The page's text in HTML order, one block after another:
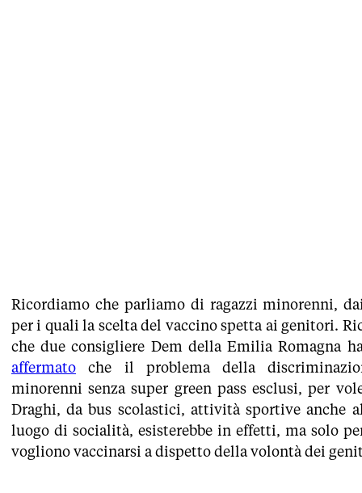
Ricordiamo che parliamo di ragazzi minorenni,
per i quali la scelta del vaccino spetta ai genitori.
che due consigliere Dem della Emilia Romagna
affermato che il problema della
minorenni senza super green pass esclusi, per
Draghi, da bus scolastici, attività sportive anche
luogo di socialità, esisterebbe in effetti, ma solo
vogliono vaccinarsi a dispetto della volontà dei